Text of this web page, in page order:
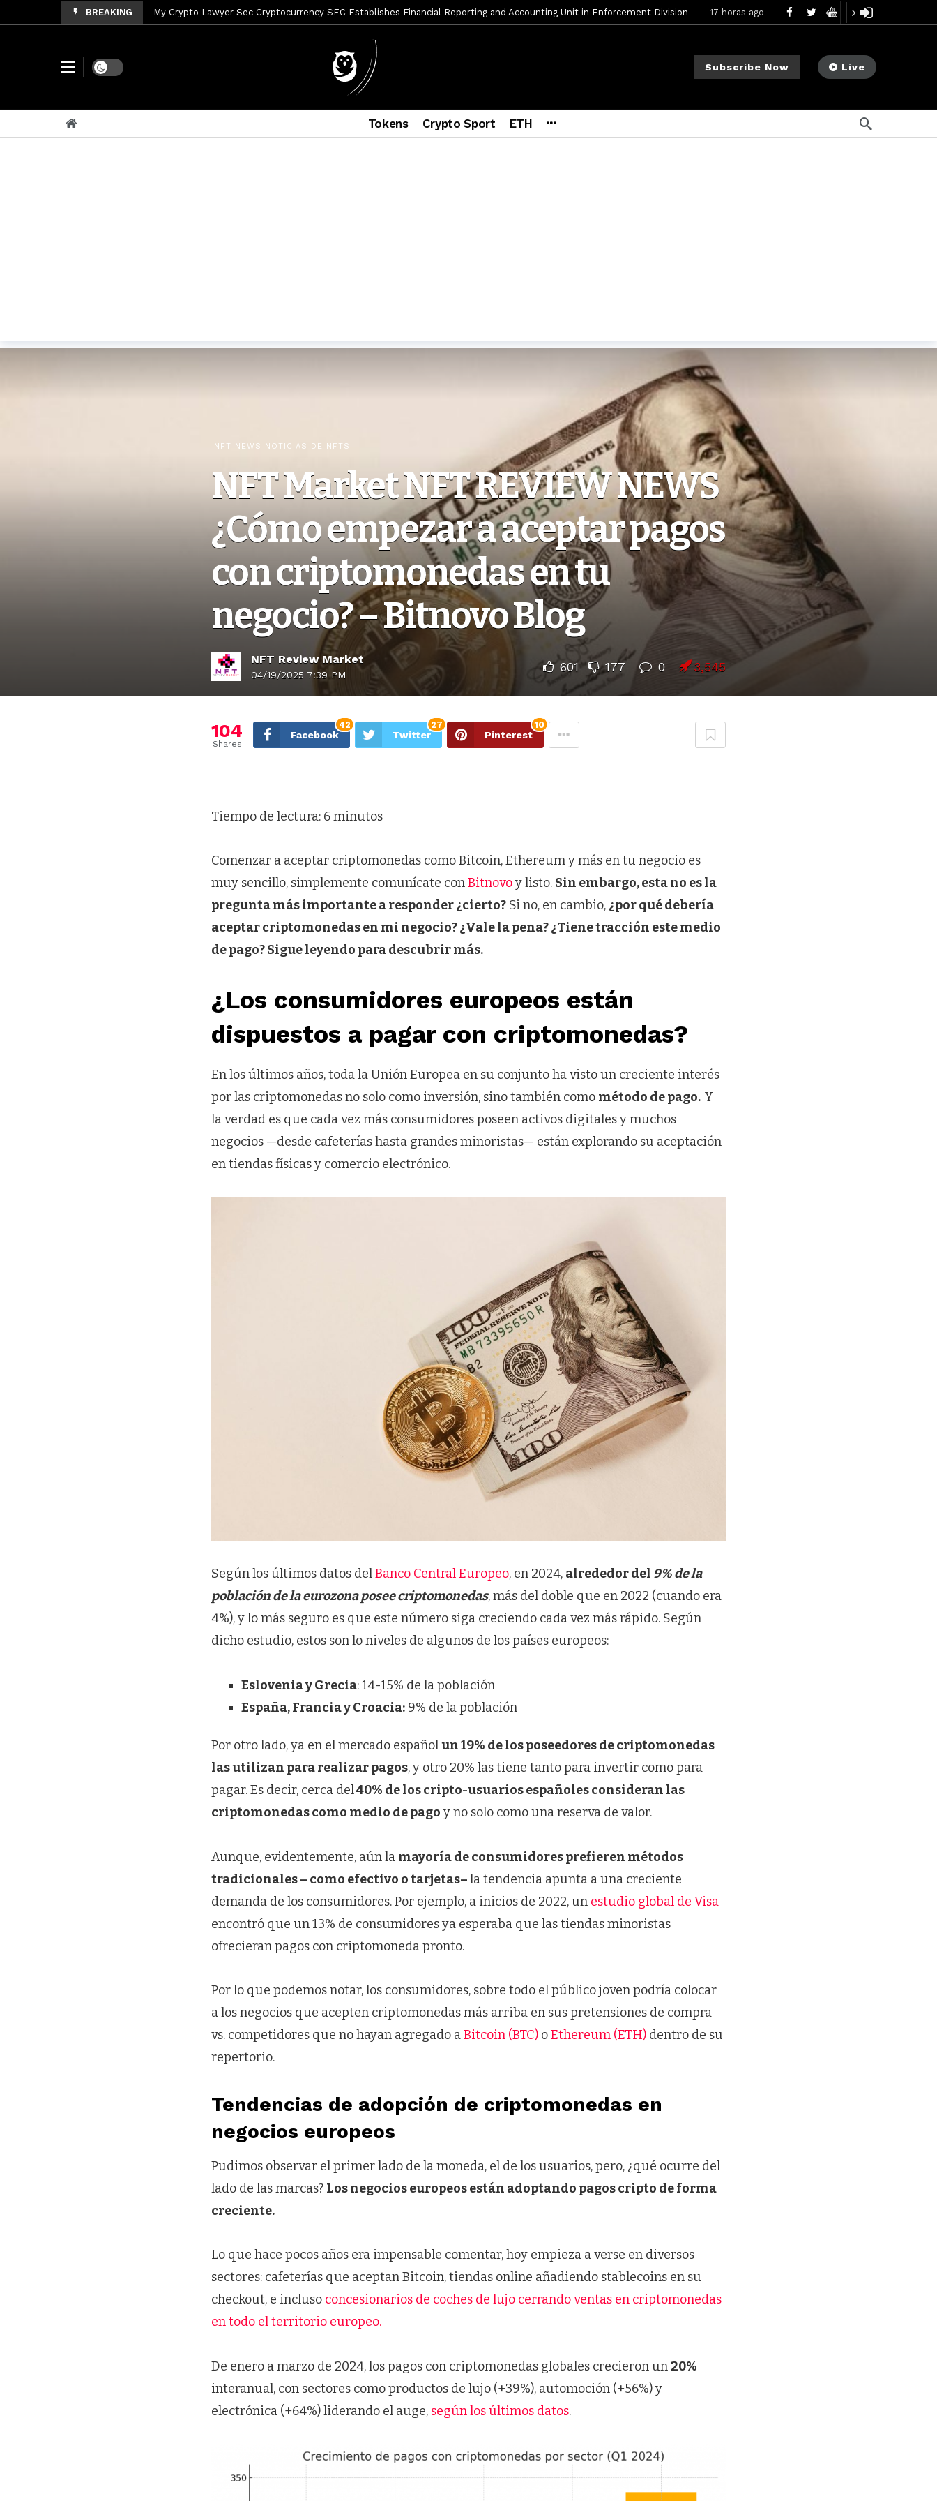
BREAKING My Crypto Lawyer Sec News Tres hombres son acusados de planear un robo de Bitcoin 1 día ago
My Crypto Lawyer Sec Speeches Cryptocurrency Restoring Regulatory Clarity: Statement on Technical Amendments to Rule 0‑1(a)(7)
My Crypto Lawyer Sec News Cynthia Lummis sets Trump condition for CLARITY Act passage
My Crypto Lawyer Sec News Rusia envía a prisión al fundador de BitRiver por presunto fraude
1 semana ago
Dark mode Subscribe Now Live
Tokens Crypto Sport ETH
NFT NEWS NOTICIAS DE NFTS
NFT Market NFT REVIEW NEWS
¿Cómo empezar a aceptar pagos
con criptomonedas en tu
negocio? – Bitnovo Blog
NFT Review Market
04/19/2025 7:39 PM
601 177 0 3,545
104
Shares
Facebook
42
Twitter
27
Pinterest
10
Tiempo de lectura: 6minutos
Comenzar a aceptar criptomonedas como Bitcoin, Ethereum y más en tu negocio es
muy sencillo, simplemente comunícate conBitnovoy listo. Sin embargo, esta no es la
pregunta más importante a responder ¿cierto? Si no, en cambio, ¿por qué debería
aceptar criptomonedas en mi negocio? ¿Vale la pena? ¿Tiene tracción este medio
de pago? Sigue leyendo para descubrir más.
¿Los consumidores europeos están
dispuestos a pagar con criptomonedas?
En los últimos años, toda la Unión Europea en su conjunto ha visto un creciente interés
por las criptomonedas no solo como inversión, sino también como método de pago. Y
la verdad es que cada vez más consumidores poseen activos digitales y muchos
negocios —desde cafeterías hasta grandes minoristas— están explorando su aceptación
en tiendas físicas y comercio electrónico.
Según los últimos datos delBanco Central Europeo, en 2024, alrededor del 9% de la
población de la eurozona posee criptomonedas, más del doble que en 2022 (cuando era
4%)​, y lo más seguro es que este número siga creciendo cada vez más rápido. Según
dicho estudio, estos son lo niveles de algunos de los países europeos:
Eslovenia y Grecia: 14-15% de la población
España, Francia y Croacia: 9% de la población
Por otro lado, ya en el mercado españolun 19% de los poseedores de criptomonedas
las utilizan para realizar pagos, y otro 20% las tiene tanto para invertir como para
pagar​. Es decir, cerca del40% de los cripto-usuarios españoles consideran las
criptomonedas como medio de pago y no solo como una reserva de valor.
Aunque, evidentemente, aún la mayoría de consumidores prefieren métodos
tradicionales – como efectivo o tarjetas–la tendencia apunta a una creciente
demanda de los consumidores. Por ejemplo, a inicios de 2022, un estudio global de Visa
encontró que un 13% de consumidores ya esperaba que las tiendas minoristas
ofrecieran pagos con criptomoneda pronto.
Por lo que podemos notar, los consumidores, sobre todo el público joven podría colocar
a los negocios que acepten criptomonedas más arriba en sus pretensiones de compra
vs. competidores que no hayan agregado aBitcoin (BTC) oEthereum (ETH) dentro de su
repertorio.
Tendencias de adopción de criptomonedas en
negocios europeos
Pudimos observar el primer lado de la moneda, el de los usuarios, pero, ¿qué ocurre del
lado de las marcas? Los negocios europeos están adoptando pagos cripto de forma
creciente.
Lo que hace pocos años era impensable comentar, hoy empieza a verse en diversos
sectores: cafeterías que aceptan Bitcoin, tiendas online añadiendo stablecoins en su
checkout, e incluso concesionarios de coches de lujo cerrando ventas en criptomonedas
en todo el territorio europeo.
De enero a marzo de 2024, los pagos con criptomonedas globales crecieron un 20%
interanual, con sectores como productos de lujo (+39%), automoción (+56%) y
electrónica (+64%) liderando el auge​, según los últimos datos.